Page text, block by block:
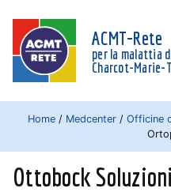
ACMT-Rete
per la malattia
Charcot-Marie-
Home/ Medcenter/ Officine
Ottobock